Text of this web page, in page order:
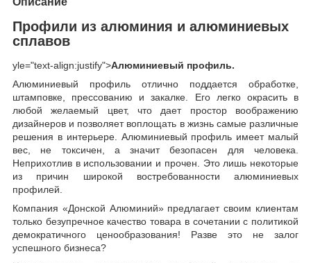
Профили из алюминия и алюминиевых
сплавов
yle="text-align:justify">Алюминиевый профиль.
Алюминиевый профиль отлично поддается обработке,
штамповке, прессованию и закалке. Его легко окрасить в
любой желаемый цвет, что дает простор воображению
дизайнеров и позволяет воплощать в жизнь самые различные
решения в интерьере. Алюминиевый профиль имеет малый
вес, не токсичен, а значит безопасен для человека.
Неприхотлив в использовании и прочен. Это лишь некоторые
из причин широкой востребованности алюминиевых
профилей.
Компания «Донской Алюминий» предлагает своим клиентам
только безупречное качество товара в сочетании с политикой
демократичного ценообразования! Разве это не залог
успешного бизнеса?